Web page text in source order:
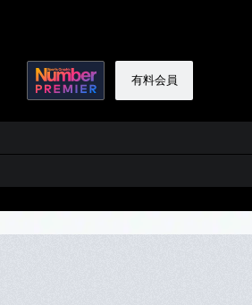
有料会員